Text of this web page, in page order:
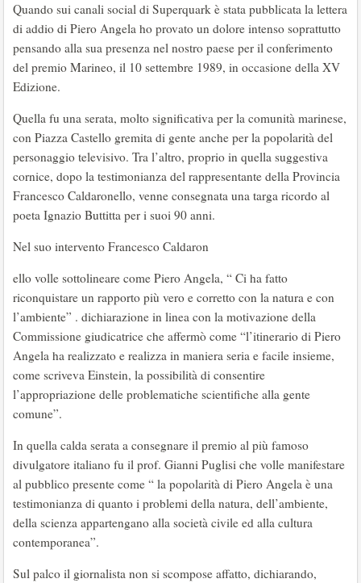
Quando sui canali social di Superquark è stata pubblicata la lettera
di addio di Piero Angela ho provato un dolore intenso soprattutto
pensando alla sua presenza nel nostro paese per il conferimento
del premio Marineo, il 10 settembre 1989, in occasione della XV
Edizione.
Quella fu una serata, molto significativa per la comunità marinese,
con Piazza Castello gremita di gente anche per la popolarità del
personaggio televisivo. Tra l’altro, proprio in quella suggestiva
cornice, dopo la testimonianza del rappresentante della Provincia
Francesco Caldaronello, venne consegnata una targa ricordo al
poeta Ignazio Buttitta per i suoi 90 anni.
Nel suo intervento Francesco Caldaron
ello volle sottolineare come Piero Angela, “ Ci ha fatto
riconquistare un rapporto più vero e corretto con la natura e con
l’ambiente” . dichiarazione in linea con la motivazione della
Commissione giudicatrice che affermò come “l’itinerario di Piero
Angela ha realizzato e realizza in maniera seria e facile insieme,
come scriveva Einstein, la possibilità di consentire
l’appropriazione delle problematiche scientifiche alla gente
comune”.
In quella calda serata a consegnare il premio al più famoso
divulgatore italiano fu il prof. Gianni Puglisi che volle manifestare
al pubblico presente come “ la popolarità di Piero Angela è una
testimonianza di quanto i problemi della natura, dell’ambiente,
della scienza appartengano alla società civile ed alla cultura
contemporanea”.
Sul palco il giornalista non si scompose affatto, dichiarando,